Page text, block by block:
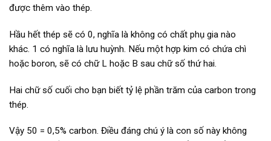
được thêm vào thép.
Hầu hết thép sẽ có 0, nghĩa là không có chất phụ gia nào
khác. 1 có nghĩa là lưu huỳnh. Nếu một hợp kim có chứa chì
hoặc boron, sẽ có chữ L hoặc B sau chữ số thứ hai.
Hai chữ số cuối cho bạn biết tỷ lệ phần trăm của carbon trong
thép.
Vậy 50 = 0,5% carbon. Điều đáng chú ý là con số này không